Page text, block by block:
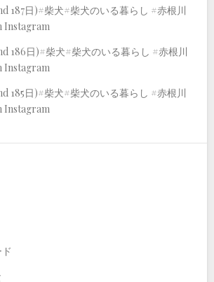
187日)#柴犬#柴犬のいる暮らし #赤根川
Instagram
186日)#柴犬#柴犬のいる暮らし #赤根川
Instagram
185日)#柴犬#柴犬のいる暮らし #赤根川
Instagram